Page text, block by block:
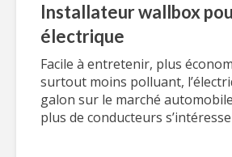
Installateur wallbox
électrique
Facile à entretenir, plus
surtout moins polluant,
galon sur le marché
plus de conducteurs